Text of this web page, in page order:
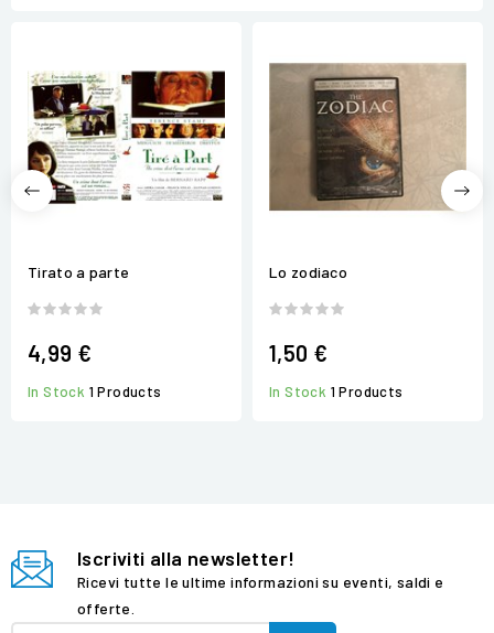
Tirato a parte
4,99 €
In Stock 1 Products
Lo zodiaco
1,50 €
In Stock 1 Products
Iscriviti alla newsletter!
Ricevi tutte le ultime informazioni su eventi, saldi e
offerte.